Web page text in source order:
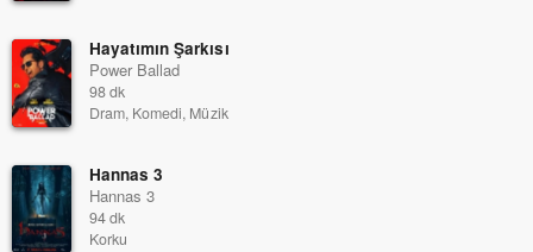
Hayatımın Şarkısı
Power Ballad
98 dk
Dram, Komedi, Müzik
Hannas 3
Hannas 3
94 dk
Korku